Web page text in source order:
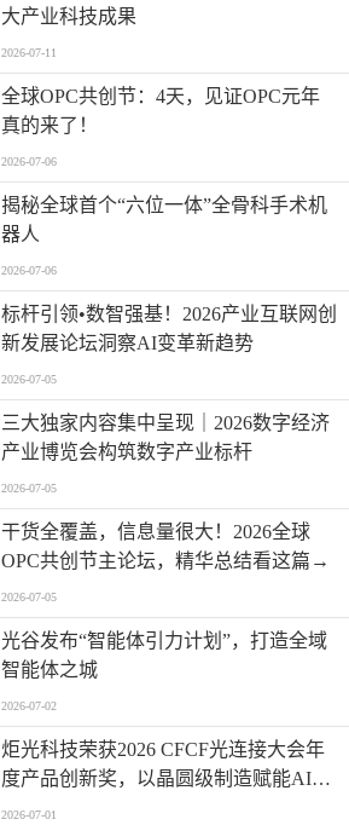
大产业科技成果
2026-07-11
全球OPC共创节：4天，见证OPC元年
真的来了！
2026-07-06
揭秘全球首个“六位一体”全骨科手术机
器人
2026-07-06
标杆引领•数智强基！2026产业互联网创
新发展论坛洞察AI变革新趋势
2026-07-05
三大独家内容集中呈现｜2026数字经济
产业博览会构筑数字产业标杆
2026-07-05
干货全覆盖，信息量很大！2026全球
OPC共创节主论坛，精华总结看这篇→
2026-07-05
光谷发布“智能体引力计划”，打造全域
智能体之城
2026-07-02
炬光科技荣获2026 CFCF光连接大会年
度产品创新奖，以晶圆级制造赋能AI时
代高密度光互连
2026-07-01